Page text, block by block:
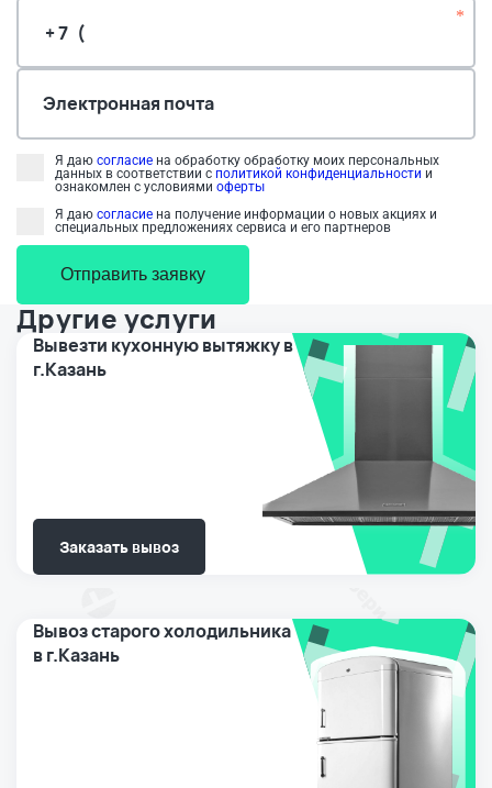
*
Электронная почта
Я даю согласие на обработку обработку моих персональных
данных в соответствии с политикой конфиденциальности и
ознакомлен с условиями оферты
Я даю согласие на получение информации о новых акциях и
специальных предложениях сервиса и его партнеров
Отправить заявку
Другие услуги
Вывезти кухонную вытяжку в
г.Казань
Заказать вывоз
Вывоз старого холодильника
в г.Казань